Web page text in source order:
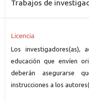
Trabajos de
Licencia
Los investigadores(as),
educación que envíen
deberán asegurarse
instrucciones a los